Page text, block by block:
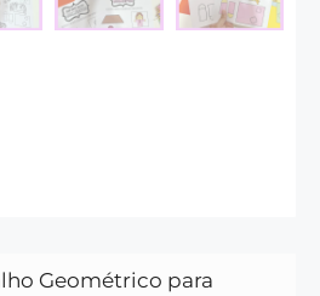
Geométrico para